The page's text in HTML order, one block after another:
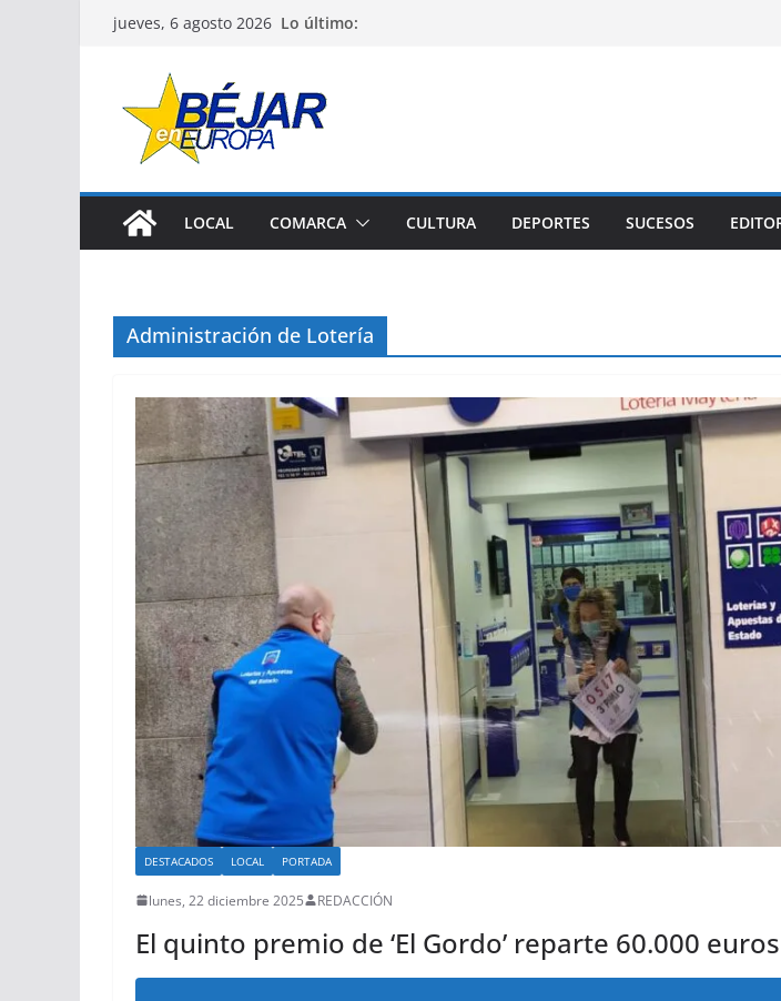
Saltarjueves, 6 agosto 2026 Lo último:
LOCAL COMARCA CULTURA DEPORTES SUCESOS
Administración de Lotería
DESTACADOS LOCAL PORTADA
lunes, 22 diciembre 2025 REDACCIÓN
El quinto premio de ‘El Gordo’ reparte 60.000